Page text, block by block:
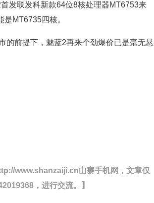
发联发科新款64位8核处理器MT6753来
MT6735四核。
的前提下，魅蓝2再来个劲爆价已是毫无悬
www.shanzaiji.cn山寨手机网，文章仅
，进行交流。】